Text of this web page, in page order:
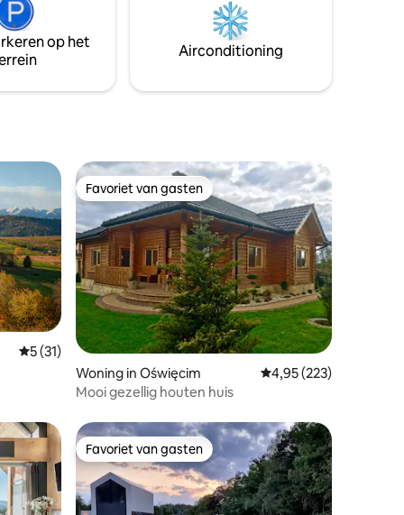
met de omliggende natuur. Twee eiken
zijn verborgen in de kronen van twee
majestueuze eikenbomen. Het
pandpictogram is een gedraaide eik over
op het
Airconditioning
Gemiddelde beoordeling van 5 uit 5, 31 recensies
5 (31)
Favoriet van gasten
Favoriet van gasten
Woning in Oświęcim Gemiddelde
4,95 (223)
Mooi gezellig houten huis
Favoriet van gasten
Favoriet van gasten